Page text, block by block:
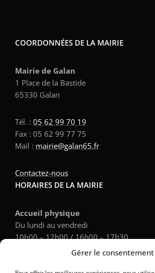
Gérer le consentement
COORDONNÉES DE LA MAIRIE
Mairie de Galan
1 Place de la Bastide
65330 Galan
Tél. : 05 62 99 70 19
Fax : 05 62 99 77 75
Mail : mairie@galan65.fr
Contactez-nous
HORAIRES DE LA MAIRIE
Accueil physique
Du lundi au vendredi
10h00 – 12h00 / 16h00 – 17h30